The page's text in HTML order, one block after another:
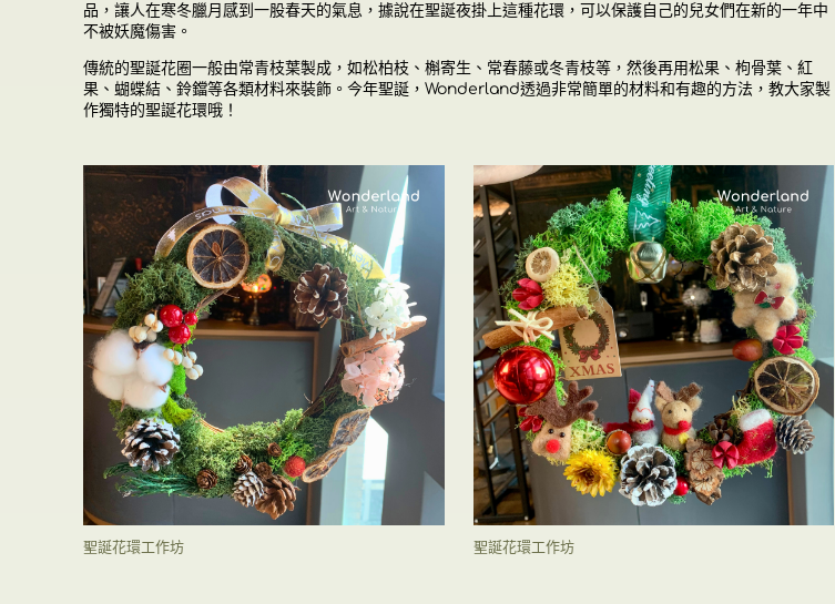
品，讓人在寒冬臘月感到一股春天的氣息，據說在聖誕夜掛上這種花環，可以保護自己的兒女們在新的一年中
不被妖魔傷害。
傳統的聖誕花圈一般由常青枝葉製成，如松柏枝、槲寄生、常春藤或冬青枝等，然後再用松果、枸骨葉、紅
果、蝴蝶結、鈴鐺等各類材料來裝飾。 今年聖誕，Wonderland透過非常簡單的材料和有趣的方法，教大家製
作獨特的聖誕花環哦！
聖誕花環工作坊 聖誕花環工作坊